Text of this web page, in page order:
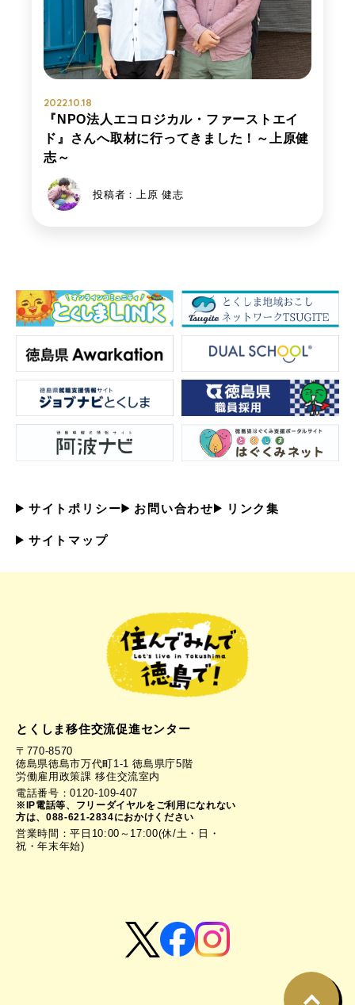
2022.10.18
『NPO法人エコロジカル・ファーストエイ
ド』さんへ取材に行ってきました！～上原健
志～
投稿者：上原 健志
サイトポリシー お問い合わせ リンク集
サイトマップ
とくしま移住交流促進センター
〒770-8570
徳島県徳島市万代町1-1 徳島県庁5階
労働雇用政策課 移住交流室内
電話番号：0120-109-407
※IP電話等、フリーダイヤルをご利用になれない
方は、088-621-2834におかけください
営業時間：平日10:00～17:00(休/土・日・
祝・年末年始)